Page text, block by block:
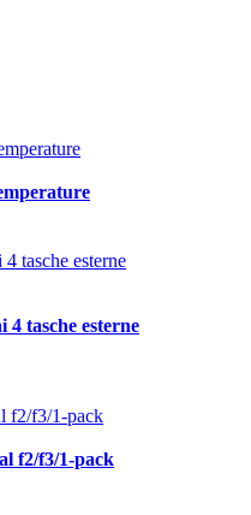
tasche esterne
f2/f3/1-pack